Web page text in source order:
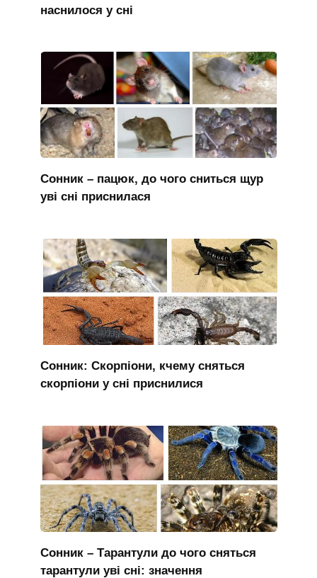
наснилося у сні
Сонник – пацюк, до чого сниться щур
уві сні приснилася
Сонник: Скорпіони, кчему сняться
скорпіони у сні приснилися
Сонник – Тарантули до чого сняться
тарантули уві сні: значення